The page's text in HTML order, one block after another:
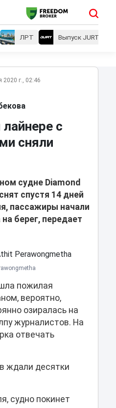
ЛРТ Выпуск JURT
2020 г., 02:46
с
сняли
судне Diamond
спустя 14 дней
пассажиры начали
берег, передает
пожилая
вероятно,
озиралась на
журналистов. На
отвечать
ждали десятки
судно покинет